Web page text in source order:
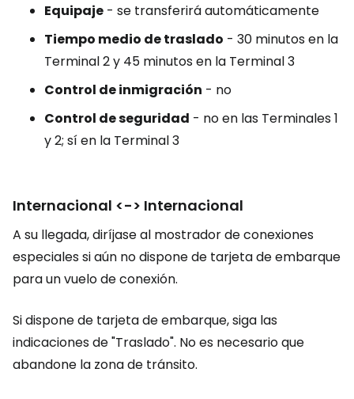
Equipaje - se transferirá automáticamente
Tiempo medio de traslado - 30 minutos en la
Terminal 2 y 45 minutos en la Terminal 3
Control de inmigración - no
Control de seguridad - no en las Terminales 1
y 2; sí en la Terminal 3
Internacional <-> Internacional
A su llegada, diríjase al mostrador de conexiones
especiales si aún no dispone de tarjeta de embarque
para un vuelo de conexión.
Si dispone de tarjeta de embarque, siga las
indicaciones de "Traslado". No es necesario que
abandone la zona de tránsito.